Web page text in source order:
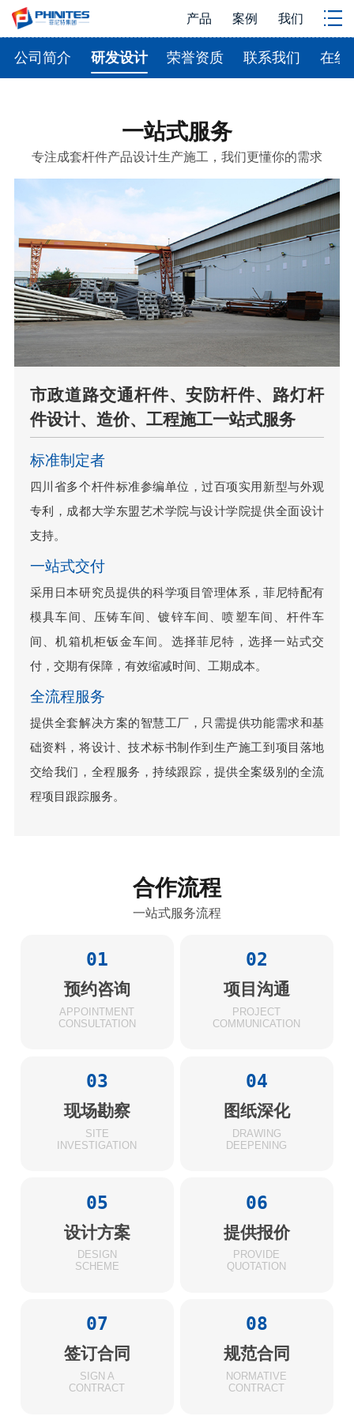
产品 案例 我们
公司简介 研发设计 荣誉资质 联系我们 在线
一站式服务
专注成套杆件产品设计生产施工，我们更懂你的需求
市政道路交通杆件、安防杆件、路灯杆
件设计、造价、工程施工一站式服务
标准制定者
四川省多个杆件标准参编单位，过百项实用新型与外观
专利，成都大学东盟艺术学院与设计学院提供全面设计
支持。
一站式交付
采用日本研究员提供的科学项目管理体系，菲尼特配有
模具车间、压铸车间、镀锌车间、喷塑车间、杆件车
间、机箱机柜钣金车间。选择菲尼特，选择一站式交
付，交期有保障，有效缩减时间、工期成本。
全流程服务
提供全套解决方案的智慧工厂，只需提供功能需求和基
础资料，将设计、技术标书制作到生产施工到项目落地
交给我们，全程服务，持续跟踪，提供全案级别的全流
程项目跟踪服务。
合作流程
一站式服务流程
01
预约咨询
APPOINTMENT
CONSULTATION
02
项目沟通
PROJECT
COMMUNICATION
03
现场勘察
SITE
INVESTIGATION
04
图纸深化
DRAWING
DEEPENING
05
设计方案
DESIGN
SCHEME
06
提供报价
PROVIDE
QUOTATION
07
签订合同
SIGN A
CONTRACT
08
规范合同
NORMATIVE
CONTRACT